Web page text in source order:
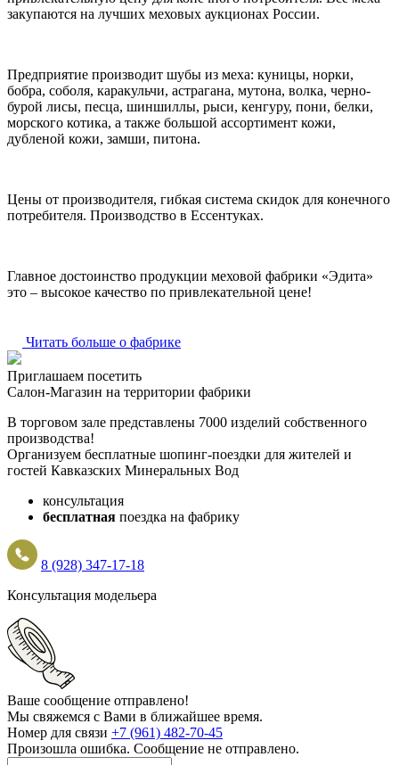
закупаются на лучших меховых аукционах России.
Предприятие производит шубы из меха: куницы, норки,
бобра, соболя, каракульчи, астрагана, мутона, волка, черно-
бурой лисы, песца, шиншиллы, рыси, кенгуру, пони, белки,
морского котика, а также большой ассортимент кожи,
дубленой кожи, замши, питона.
Цены от производителя, гибкая система скидок для конечного
потребителя. Производство в Ессентуках.
Главное достоинство продукции меховой фабрики «Эдита»
это – высокое качество по привлекательной цене!
Читать больше о фабрике
Приглашаем посетить
Салон-Магазин на территории фабрики
В торговом зале представлены 7000 изделий собственного
производства!
Организуем бесплатные шопинг-поездки для жителей и
гостей Кавказских Минеральных Вод
консультация
бесплатная поездка на фабрику
8 (928) 347-17-18
Консультация модельера
Ваше сообщение отправлено!
Мы свяжемся с Вами в ближайшее время.
Номер для связи +7 (961) 482-70-45
Произошла ошибка. Сообщение не отправлено.